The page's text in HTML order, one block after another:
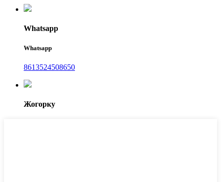
Whatsapp
Whatsapp
8613524508650
Жогорку